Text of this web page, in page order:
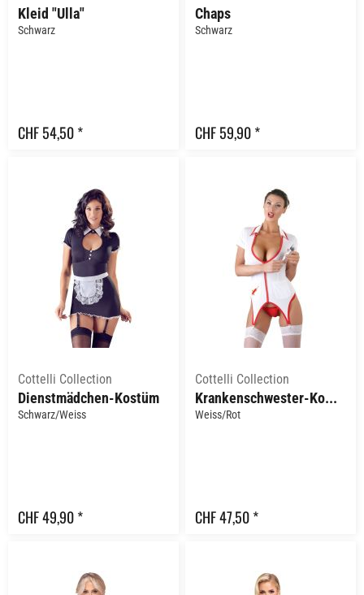
Kleid "Ulla"
Schwarz
CHF 54,50 *
Chaps
Schwarz
CHF 59,90 *
Cottelli Collection
Dienstmädchen-Kostüm
Schwarz/Weiss
CHF 49,90 *
Cottelli Collection
Krankenschwester-Kostüm
Weiss/Rot
CHF 47,50 *